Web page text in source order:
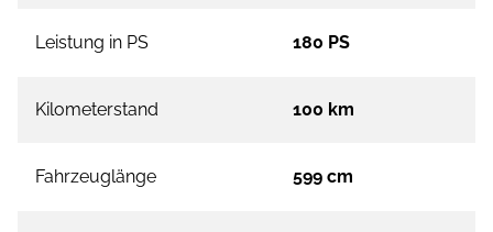
Leistung in PS 180 PS
Kilometerstand 100 km
Fahrzeuglänge 599 cm